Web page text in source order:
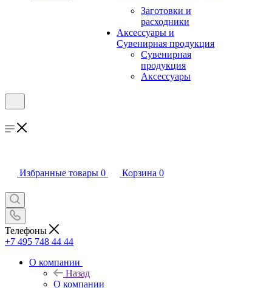
Заготовки и
расходники
Аксессуары и
Сувенирная продукция
Сувенирная
продукция
Аксессуары
Избранные товары 0 Корзина 0
Телефоны
+7 495 748 44 44
О компании
Назад
О компании